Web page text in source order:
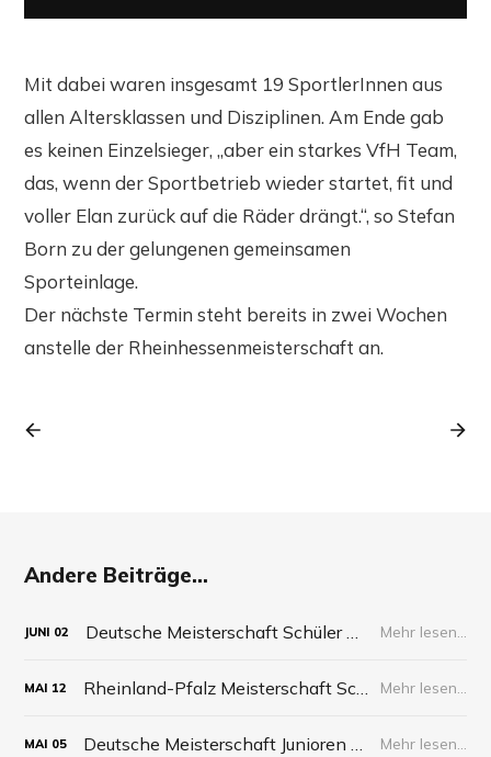
Mit dabei waren insgesamt 19 SportlerInnen aus
allen Altersklassen und Disziplinen. Am Ende gab
es keinen Einzelsieger, „aber ein starkes VfH Team,
das, wenn der Sportbetrieb wieder startet, fit und
voller Elan zurück auf die Räder drängt.“, so Stefan
Born zu der gelungenen gemeinsamen
Sporteinlage.
Der nächste Termin steht bereits in zwei Wochen
anstelle der Rheinhessenmeisterschaft an.
Andere Beiträge...
JUNI 02 Deutsche Meisterschaft Schüler 2026 Mehr lesen...
MAI 12 Rheinland-Pfalz Meisterschaft Schüler 2026 Mehr lesen...
MAI 05 Deutsche Meisterschaft Junioren 2026 Mehr lesen...